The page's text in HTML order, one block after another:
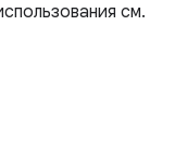
см.